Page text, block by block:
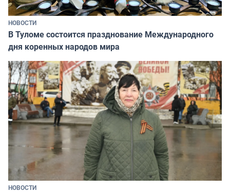
НОВОСТИ
В Туломе состоится празднование Международного
дня коренных народов мира
НОВОСТИ